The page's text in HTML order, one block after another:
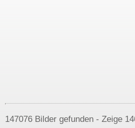
147076 Bilder gefunden - Zeige